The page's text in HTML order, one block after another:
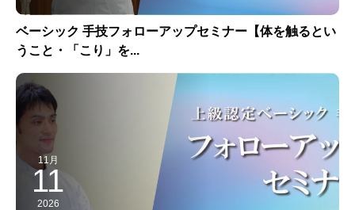
ベーシック 手技フォローアップセミナー【体を触るとい
うこと・「こり」を...
11月
11
2026